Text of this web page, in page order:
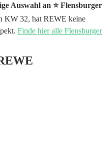
Auswahl an ⭐️ Flensburger
KW 32, hat REWE keine
Finde hier alle Flensburger